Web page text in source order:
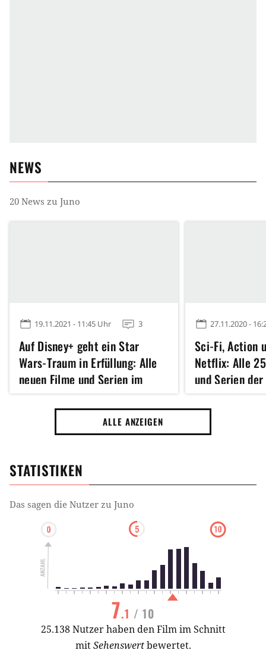
NEWS
20 News zu Juno
19.11.2021 - 11:45 Uhr 3
Auf Disney+ geht ein Star
Wars-Traum in Erfüllung: Alle
neuen Filme und Serien im
Dezember
27.11.2020 -
Sci-Fi, Action
Netflix: Alle
und Serien
ALLE ANZEIGEN
STATISTIKEN
Das sagen die Nutzer zu Juno
7.1 / 10
25.138 Nutzer haben den Film im Schnitt
mitSehenswertbewertet.